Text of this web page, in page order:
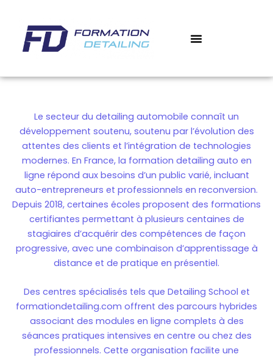
contenu
Le secteur du detailing automobile connaît un
développement soutenu, soutenu par l’évolution des
attentes des clients et l’intégration de technologies
modernes. En France, la formation detailing auto en
ligne répond aux besoins d’un public varié, incluant
auto-entrepreneurs et professionnels en reconversion.
Depuis 2018, certaines écoles proposent des formations
certifiantes permettant à plusieurs centaines de
stagiaires d’acquérir des compétences de façon
progressive, avec une combinaison d’apprentissage à
distance et de pratique en présentiel.
Des centres spécialisés tels que Detailing School et
formationdetailing.com offrent des parcours hybrides
associant des modules en ligne complets à des
séances pratiques intensives en centre ou chez des
professionnels. Cette organisation facilite une